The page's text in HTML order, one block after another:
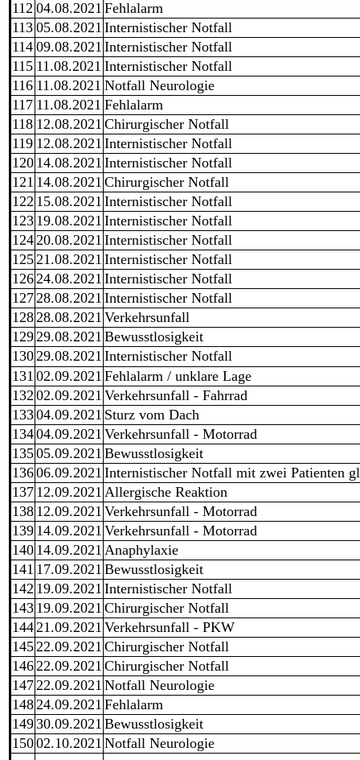
112 04.08.2021 Fehlalarm
113 05.08.2021 Internistischer Notfall
114 09.08.2021 Internistischer Notfall
115 11.08.2021 Internistischer Notfall
116 11.08.2021 Notfall Neurologie
117 11.08.2021 Fehlalarm
118 12.08.2021 Chirurgischer Notfall
119 12.08.2021 Internistischer Notfall
120 14.08.2021 Internistischer Notfall
121 14.08.2021 Chirurgischer Notfall
122 15.08.2021 Internistischer Notfall
123 19.08.2021 Internistischer Notfall
12420.08.2021 Internistischer Notfall
12521.08.2021 Internistischer Notfall
12624.08.2021 Internistischer Notfall
12728.08.2021 Internistischer Notfall
12828.08.2021 Verkehrsunfall
12929.08.2021 Bewusstlosigkeit
13029.08.2021 Internistischer Notfall
131 02.09.2021 Fehlalarm / unklare Lage
132 02.09.2021 Verkehrsunfall - Fahrrad
13304.09.2021 Sturz vom Dach
13404.09.2021 Verkehrsunfall - Motorrad
13505.09.2021 Bewusstlosigkeit
13606.09.2021 Internistischer Notfall mit zwei Patienten
137 12.09.2021 Allergische Reaktion
138 12.09.2021 Verkehrsunfall - Motorrad
139 14.09.2021 Verkehrsunfall - Motorrad
140 14.09.2021 Anaphylaxie
141 17.09.2021 Bewusstlosigkeit
142 19.09.2021 Internistischer Notfall
143 19.09.2021 Chirurgischer Notfall
14421.09.2021 Verkehrsunfall - PKW
14522.09.2021 Chirurgischer Notfall
14622.09.2021 Chirurgischer Notfall
14722.09.2021 Notfall Neurologie
14824.09.2021 Fehlalarm
14930.09.2021 Bewusstlosigkeit
15002.10.2021 Notfall Neurologie